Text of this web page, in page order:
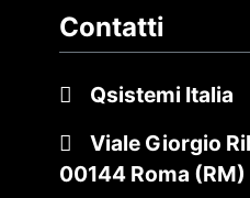
Contatti
Qsistemi Italia
Viale Giorgio
00144 Roma (RM)